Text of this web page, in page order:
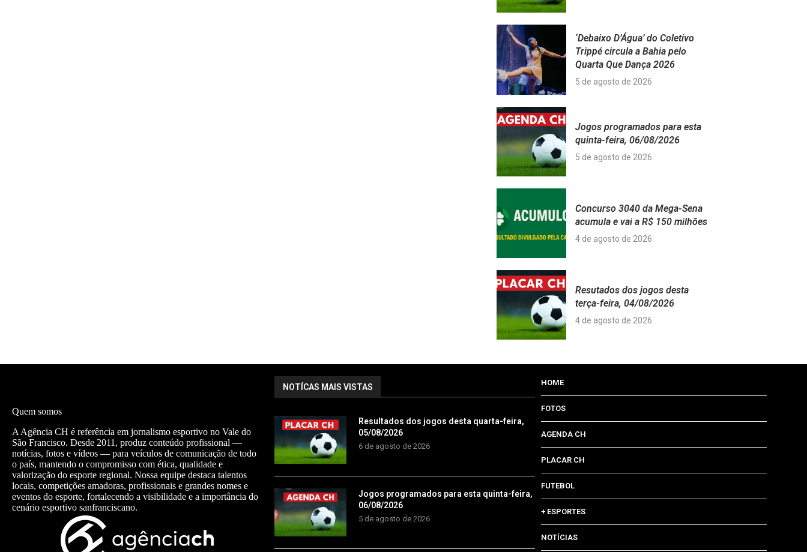
‘Debaixo D’Água’ do Coletivo
Trippé circula a Bahia pelo
Quarta Que Dança 2026
5 de agosto de 2026
Jogos programados para esta
quinta-feira, 06/08/2026
5 de agosto de 2026
Concurso 3040 da Mega-Sena
acumula e vai a R$ 150 milhões
4 de agosto de 2026
Resutados dos jogos desta
terça-feira, 04/08/2026
4 de agosto de 2026
Quem somos
A Agência CH é referência em jornalismo esportivo no Vale do
São Francisco. Desde 2011, produz conteúdo profissional —
notícias, fotos e vídeos — para veículos de comunicação de todo
o país, mantendo o compromisso com ética, qualidade e
valorização do esporte regional. Nossa equipe destaca talentos
locais, competições amadoras, profissionais e grandes nomes e
eventos do esporte, fortalecendo a visibilidade e a importância do
cenário esportivo sanfranciscano.
NOTÍCAS MAIS VISTAS
Resultados dos jogos desta quarta-feira,
05/08/2026
6 de agosto de 2026
Jogos programados para esta quinta-feira,
06/08/2026
5 de agosto de 2026
HOME
FOTOS
AGENDA CH
PLACAR CH
FUTEBOL
+ ESPORTES
NOTÍCIAS